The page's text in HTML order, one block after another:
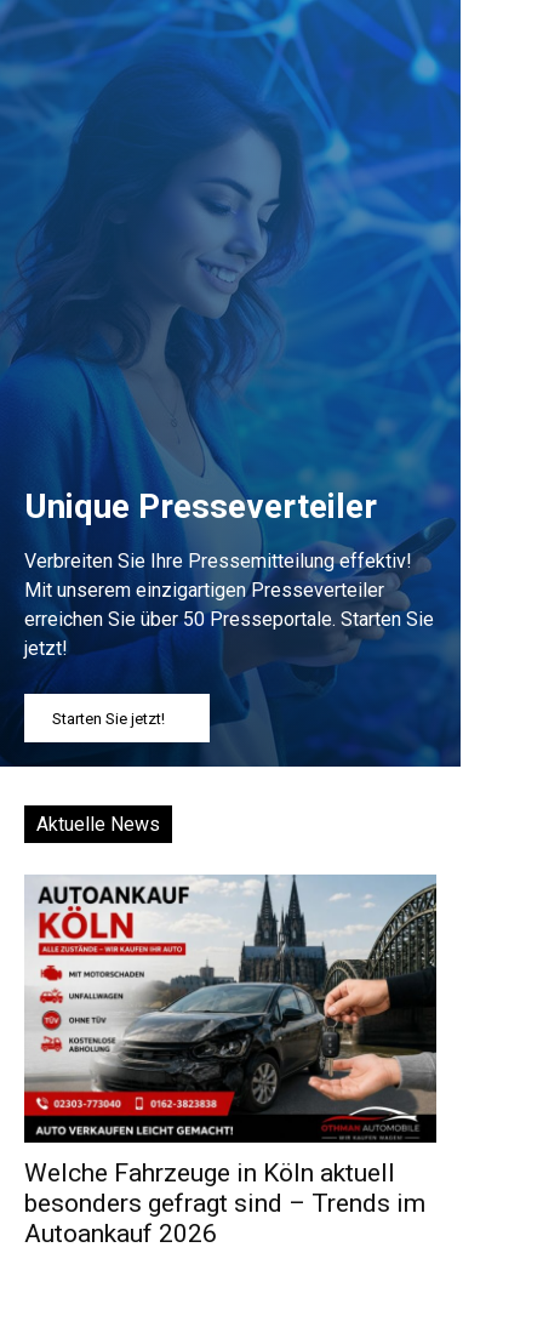
Unique Presseverteiler
Verbreiten Sie Ihre Pressemitteilung effektiv!
Mit unserem einzigartigen Presseverteiler
erreichen Sie über 50 Presseportale. Starten Sie
jetzt!
Starten Sie jetzt!
Aktuelle News
Welche Fahrzeuge in Köln aktuell
besonders gefragt sind – Trends im
Autoankauf 2026